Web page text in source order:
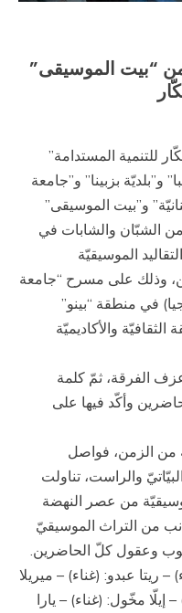
“بيت الموسيقى”
للتنمية المستدامة”
و”بلديّة بزبينا” و”جامعة
و”بيت الموسيقى”
الشبّان والشابات في
الموسيقيّة
وذلك على مسرح “جامعة
في منطقة “بينو”
والأكاديميّة
الفرقة، ثمّ كلمة
وأكّد فيها على
من الزمن، فواصل
والراست، تناولت
من عصر النهضة
من التراث الموسيقيّ
وعقول كلّ الحاضرين.
ريتا عبدو: (غناء) – ميريلا
إيلّا مخّول: (غناء) – يارا